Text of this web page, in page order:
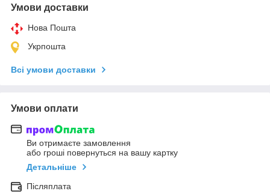
Умови доставки
Нова Пошта
Укрпошта
Всі умови доставки
Умови оплати
Ви отримаєте замовлення
або гроші повернуться на вашу картку
Детальніше
Післяплата